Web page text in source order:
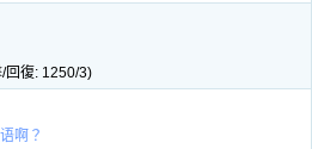
回復: 1250/3)
啊？